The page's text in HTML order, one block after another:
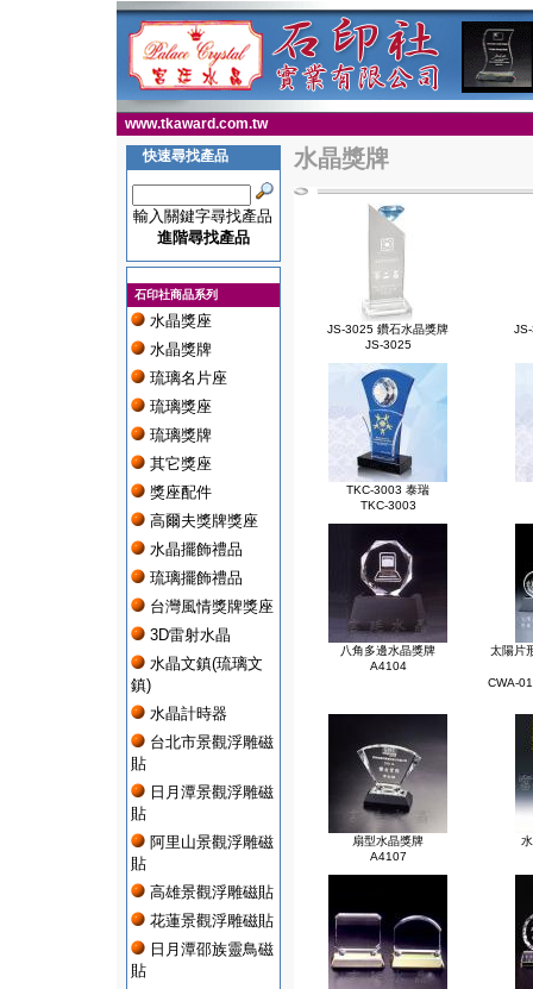
www.tkaward.com.tw
快速尋找產品
輸入關鍵字尋找產品
進階尋找產品
石印社商品系列
水晶獎座
水晶獎牌
琉璃名片座
琉璃獎座
琉璃獎牌
其它獎座
獎座配件
高爾夫獎牌獎座
水晶擺飾禮品
琉璃擺飾禮品
台灣風情獎牌獎座
3D雷射水晶
水晶文鎮(琉璃文
鎮)
水晶計時器
台北市景觀浮雕磁
貼
日月潭景觀浮雕磁
貼
阿里山景觀浮雕磁
貼
高雄景觀浮雕磁貼
花蓮景觀浮雕磁貼
日月潭邵族靈鳥磁
貼
水晶獎牌
JS-3025 鑽石水晶獎牌
JS-3025
TKC-3003 泰瑞
TKC-3003
八角多邊水晶獎牌
A4104
太陽片
CWA-
扇型水晶獎牌
A4107